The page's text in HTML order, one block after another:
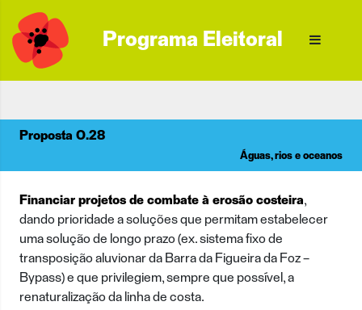
Programa Eleitoral
Proposta O.28
Águas, rios e oceanos
Financiar projetos de combate à erosão costeira,
dando prioridade a soluções que permitam estabelecer
uma solução de longo prazo (ex. sistema fixo de
transposição aluvionar da Barra da Figueira da Foz –
Bypass) e que privilegiem, sempre que possível, a
renaturalização da linha de costa.